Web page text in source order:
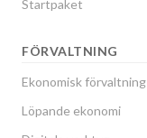
Startpaket
FÖRVALTNING
Ekonomisk förvaltning
Löpande ekonomi